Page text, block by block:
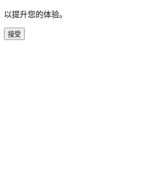
以提升您的体验。
接受